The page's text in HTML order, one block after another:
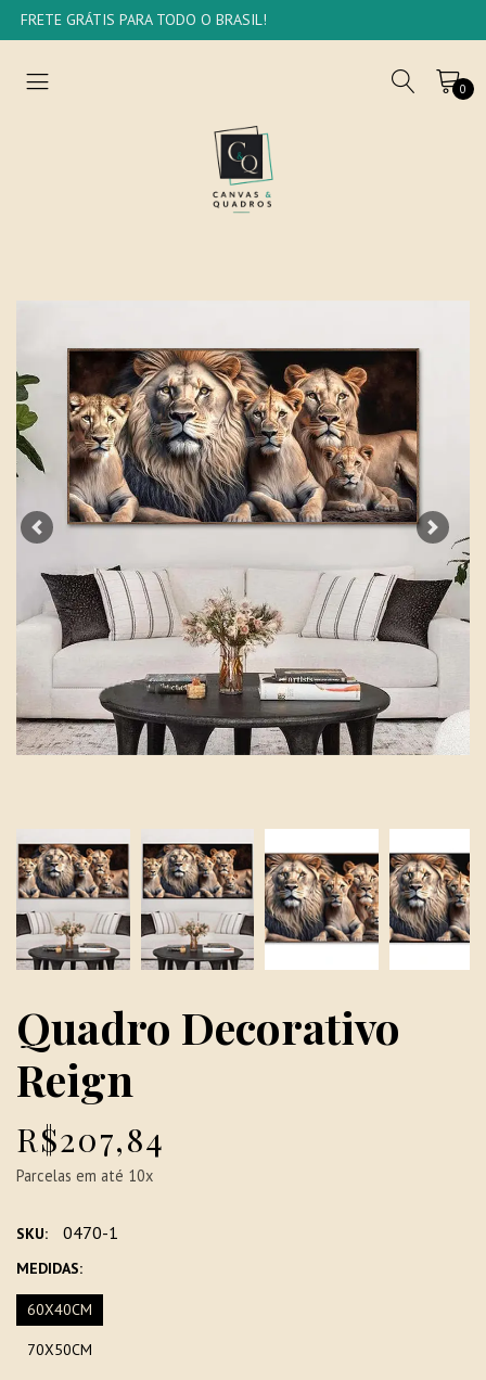
FRETE GRÁTIS PARA TODO O BRASIL!
0
Previous Next
Quadro Decorativo
Reign
R$207,84
Parcelas em até 10x
SKU: 0470-1
MEDIDAS:
60X40CM
70X50CM